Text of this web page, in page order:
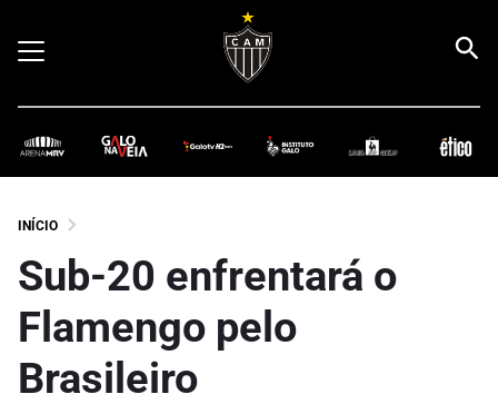
INÍCIO
Sub-20 enfrentará o
Flamengo pelo
Brasileiro